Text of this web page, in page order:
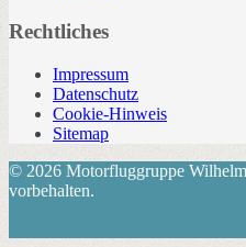
Rechtliches
Impressum
Datenschutz
Cookie-Hinweis
Sitemap
© 2026 Motorfluggruppe
vorbehalten.